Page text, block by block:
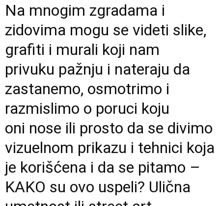
Na mnogim zgradama i
zidovima mogu se videti slike,
grafiti i murali koji nam
privuku pažnju i nateraju da
zastanemo, osmotrimo i
razmislimo o poruci koju
oni nose ili prosto da se divimo
vizuelnom prikazu i tehnici koja
je korišćena i da se pitamo –
KAKO su ovo uspeli? Ulična